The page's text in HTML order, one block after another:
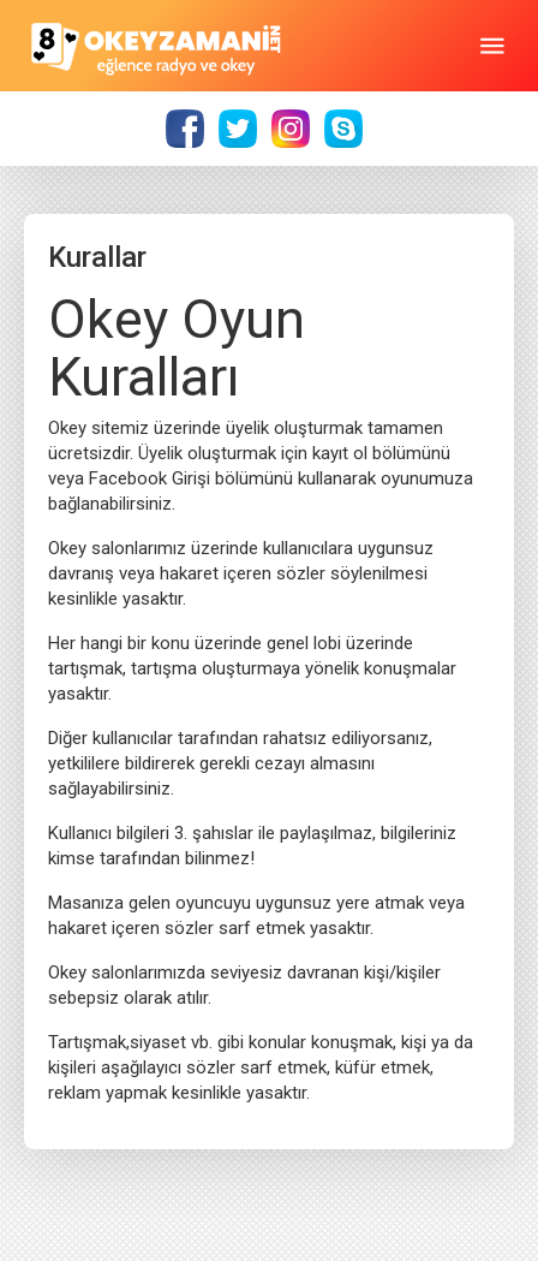
Kurallar
Okey Oyun
Kuralları
Okey sitemiz üzerinde üyelik oluşturmak tamamen
ücretsizdir. Üyelik oluşturmak için kayıt ol bölümünü
veya Facebook Girişi bölümünü kullanarak oyunumuza
bağlanabilirsiniz.
Okey salonlarımız üzerinde kullanıcılara uygunsuz
davranış veya hakaret içeren sözler söylenilmesi
kesinlikle yasaktır.
Her hangi bir konu üzerinde genel lobi üzerinde
tartışmak, tartışma oluşturmaya yönelik konuşmalar
yasaktır.
Diğer kullanıcılar tarafından rahatsız ediliyorsanız,
yetkililere bildirerek gerekli cezayı almasını
sağlayabilirsiniz.
Kullanıcı bilgileri 3. şahıslar ile paylaşılmaz, bilgileriniz
kimse tarafından bilinmez!
Masanıza gelen oyuncuyu uygunsuz yere atmak veya
hakaret içeren sözler sarf etmek yasaktır.
Okey salonlarımızda seviyesiz davranan kişi/kişiler
sebepsiz olarak atılır.
Tartışmak,siyaset vb. gibi konular konuşmak, kişi ya da
kişileri aşağılayıcı sözler sarf etmek, küfür etmek,
reklam yapmak kesinlikle yasaktır.